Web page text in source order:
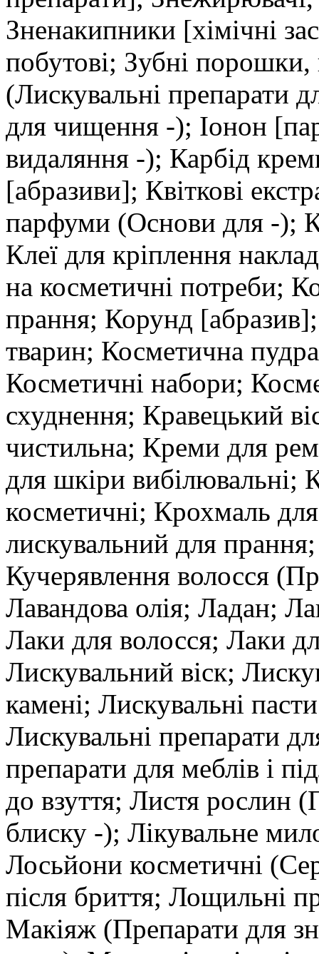
Зненакипники [хімічні
побутові; Зубні порошки,
(Лискувальні препарати
для чищення -); Іонон
видаляння -); Карбід
[абразиви]; Квіткові
парфуми (Основи для -);
Клеї для кріплення
на косметичні потреби;
прання; Корунд
тварин; Косметична
Косметичні набори;
схуднення; Кравецький
чистильна; Креми для
для шкіри вибілювальні;
косметичні; Крохмаль
лискувальний для
Кучерявлення волосся
Лавандова олія; Ладан;
Лаки для волосся; Лаки
Лискувальний віск;
камені; Лискувальні
Лискувальні препарати
препарати для меблів і
до взуття; Листя рослин
блиску -); Лікувальне
Лосьйони косметичні
після бриття; Лощильні
Макіяж (Препарати для